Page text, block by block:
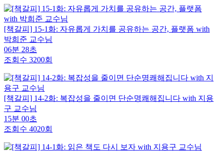
[책갈피] 15-1화: 자유롭게 가치를 공유하는 공간, 플랫폼 with
박희준 교수님
06분 28초
조회수 3200회
[책갈피] 14-2화: 복잡성을 줄이면 단순명쾌해집니다 with 지용
구 교수님
15분 00초
조회수 4020회